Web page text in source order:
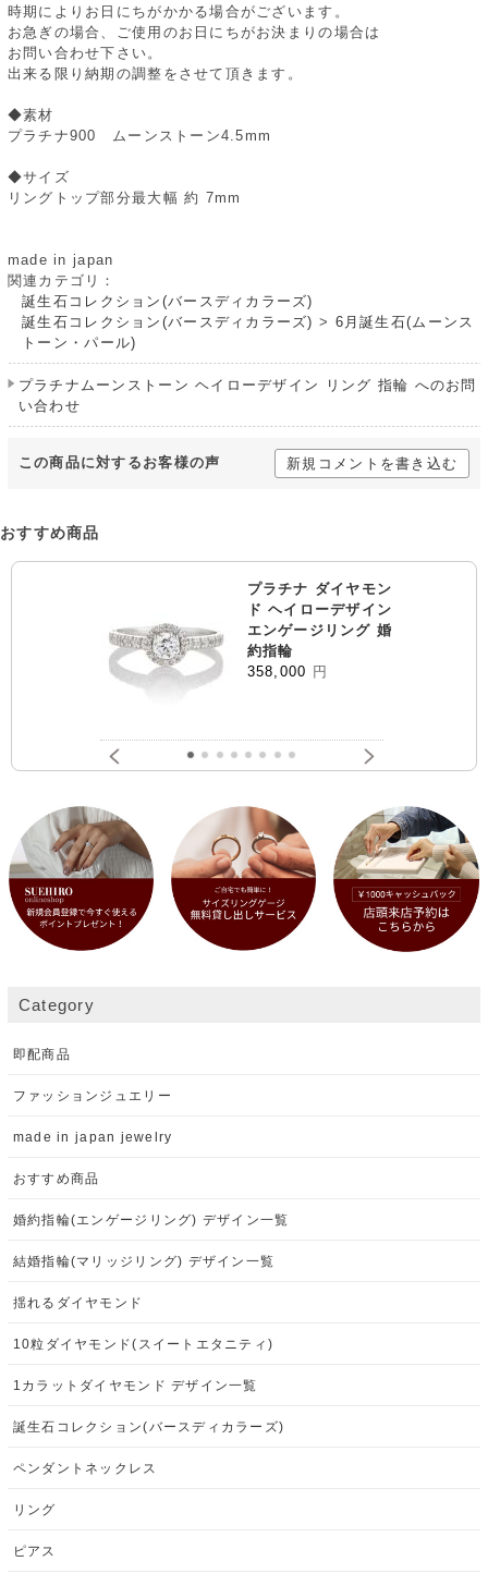
時期によりお日にちがかかる場合がございます。
お急ぎの場合、ご使用のお日にちがお決まりの場合は
お問い合わせ下さい。
出来る限り納期の調整をさせて頂きます。
◆素材
プラチナ900 ムーンストーン4.5mm
◆サイズ
リングトップ部分最大幅 約 7mm
made in japan
関連カテゴリ：
誕生石コレクション(バースディカラーズ)
誕生石コレクション(バースディカラーズ) > 6月誕生石(ムーンス
トーン・パール)
プラチナムーンストーン ヘイローデザイン リング 指輪 へのお問
い合わせ
この商品に対するお客様の声 新規コメントを書き込む
おすすめ商品
プラチナ ダイヤモン
ド ヘイローデザイン
エンゲージリング 婚
約指輪
358,000 円
Category
即配商品
ファッションジュエリー
made in japan jewelry
おすすめ商品
婚約指輪(エンゲージリング) デザイン一覧
結婚指輪(マリッジリング) デザイン一覧
揺れるダイヤモンド
10粒ダイヤモンド(スイートエタニティ)
1カラットダイヤモンド デザイン一覧
誕生石コレクション(バースディカラーズ)
ペンダントネックレス
リング
ピアス